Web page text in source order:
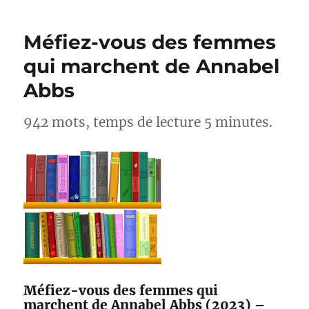
Tour
Larzac
Méfiez-vous des femmes
qui marchent de Annabel
Abbs
942 mots, temps de lecture 5 minutes.
Méfiez-vous des femmes qui
marchent de Annabel Abbs (2023) –